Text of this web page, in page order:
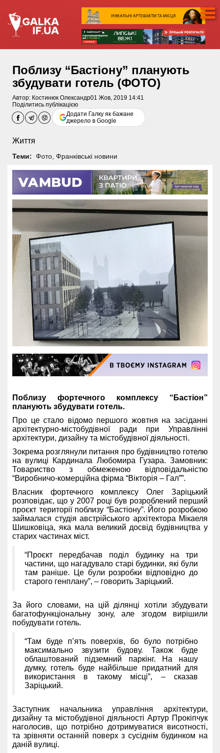
Поблизу “Бастіону” планують
збудувати готель (ФОТО)
Автор: Костинюк Олександр01 Жов, 2019 14:41
Поділитись публікацією
Додати Галку як бажане
джерело в Google
Життя
Теми: Фото, Франківські новини
Поблизу фортечного комплексу “Бастіон”
планують збудувати готель.
Про це стало відомо першого жовтня на засіданні
архітектурно-містобудівної ради при Управлінні
архітектури, дизайну та містобудівної діяльності.
Зокрема розглянули питання про будівництво готелю
на вулиці Кардинала Любомира Гузара. Замовник:
Товариство з обмеженою відповідальністю
“Виробничо-комерційна фірма “Вікторія – Гал””.
Власник фортечного комплексу Олег Заріцький
розповідає, що у 2007 році був розроблений перший
проєкт території поблизу “Бастіону”. Його розробкою
займалася студія австрійського архітектора Мікаеля
Шишковіца, яка мала великий досвід будівництва у
старих частинах міст.
“Проєкт передбачав поділ будинку на три
частини, що нагадувало старі будинки, які були
там раніше. Це були розробки відповідно до
старого генплану”, – говорить Заріцький.
За його словами, на цій ділянці хотіли збудувати
багатофункціональну зону, але згодом вирішили
побудувати готель.
“Там буде п’ять поверхів, бо було потрібно
максимально звузити будову. Також буде
облаштований підземний паркінг. На нашу
думку, готель буде найбільше придатний для
використання в такому місці”, – сказав
Заріцький.
Заступник начальника управління архітектури,
дизайну та містобудівної діяльності Артур Прокіпчук
наголосив, що потрібно дотримуватися висотності,
та зрівняти останній поверх з сусіднім будинком на
даній вулиці.